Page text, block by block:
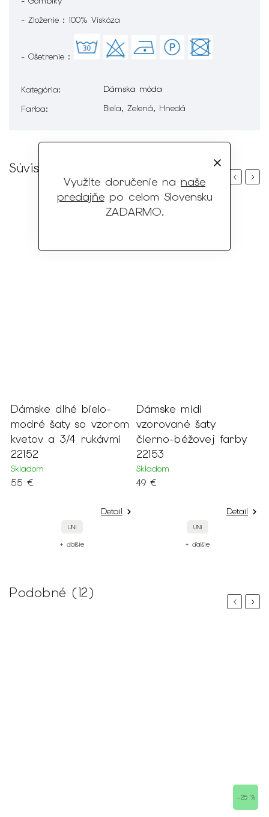
Využite doručenie na naše
predajňepo celom Slovensku
ZADARMO.
- Zloženie : 100% Viskóza
- Ošetrenie :
Kategória:
Dámska móda
Farba: Biela, Zelená, Hnedá
Súvisiaci tovar
Previous
Dámske dlhé bielo-
modré šaty so vzorom
kvetov a 3/4 rukávmi
22152
Skladom
55 €
Detail
UNI
+ ďalšie
Dámske midi
vzorované šaty
čierno-béžovej farby
22153
Skladom
49 €
Detail
UNI
+ ďalšie
Next
Podobné (12)
Previous
–25 %
Next